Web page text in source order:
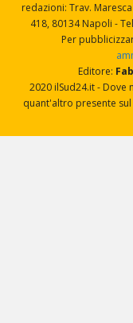
redazioni: Trav.
418, 80134 Napoli -
Per
Editore:
2020 ilSud24.it -
quant'altro presente